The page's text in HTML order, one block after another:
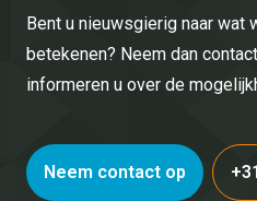
Bent u nieuwsgierig naar wat
betekenen? Neem dan
informeren u over de
Neem contact op